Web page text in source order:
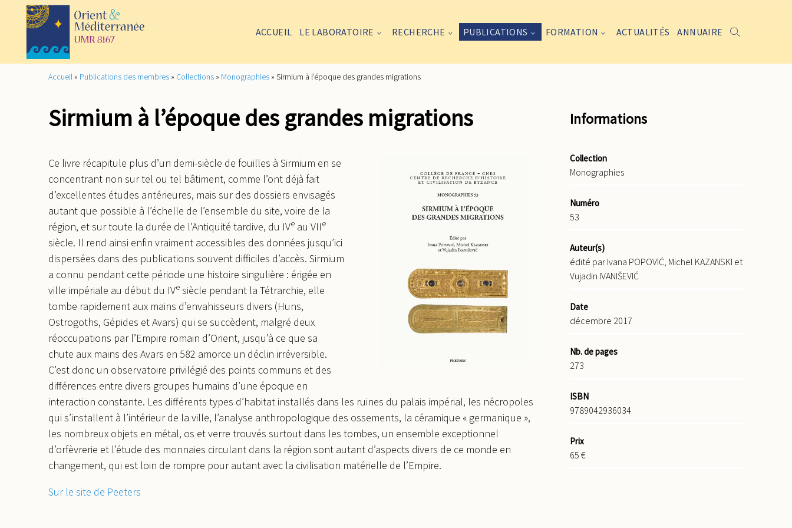
ACCUEIL LE LABORATOIRE RECHERCHE PUBLICATIONS FORMATION ACTUALITÉS ANNUAIRE
Accueil » Publications des membres » Collections » Monographies » Sirmium à l’époque des grandes migrations
Sirmium à l’époque des grandes migrations
Ce livre récapitule plus d’un demi-siècle de fouilles à Sirmium en se
concentrant non sur tel ou tel bâtiment, comme l’ont déjà fait
d’excellentes études antérieures, mais sur des dossiers envisagés
autant que possible à l’échelle de l’ensemble du site, voire de la
région, et sur toute la durée de l’Antiquité tardive, du IVe au VIIe
siècle. Il rend ainsi enfin vraiment accessibles des données jusqu’ici
dispersées dans des publications souvent difficiles d’accès. Sirmium
a connu pendant cette période une histoire singulière : érigée en
ville impériale au début du IVe siècle pendant la Tétrarchie, elle
tombe rapidement aux mains d’envahisseurs divers (Huns,
Ostrogoths, Gépides et Avars) qui se succèdent, malgré deux
réoccupations par l’Empire romain d’Orient, jusqu’à ce que sa
chute aux mains des Avars en 582 amorce un déclin irréversible.
C’est donc un observatoire privilégié des points communs et des
différences entre divers groupes humains d’une époque en
interaction constante. Les différents types d’habitat installés dans les ruines du palais impérial, les nécropoles
qui s’installent à l’intérieur de la ville, l’analyse anthropologique des ossements, la céramique « germanique »,
les nombreux objets en métal, os et verre trouvés surtout dans les tombes, un ensemble exceptionnel
d’orfèvrerie et l’étude des monnaies circulant dans la région sont autant d’aspects divers de ce monde en
changement, qui est loin de rompre pour autant avec la civilisation matérielle de l’Empire.
Sur le site de Peeters
Informations
Collection
Monographies
Numéro
53
Auteur(s)
édité par Ivana POPOVIĆ, Michel KAZANSKI et
Vujadin IVANIŠEVIĆ
Date
décembre 2017
Nb. de pages
273
ISBN
9789042936034
Prix
65 €